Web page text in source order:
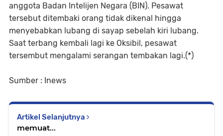
anggota Badan Intelijen Negara (BIN). Pesawat
tersebut ditembaki orang tidak dikenal hingga
menyebabkan lubang di sayap sebelah kiri lubang.
Saat terbang kembali lagi ke Oksibil, pesawat
tersembut mengalami serangan tembakan lagi.(*)
Sumber : Inews
Artikel Selanjutnya
memuat...